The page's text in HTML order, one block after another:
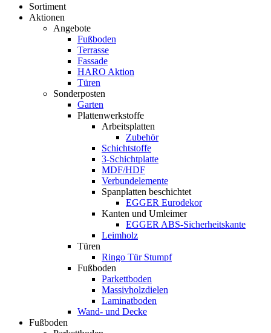
Sortiment
Aktionen
Angebote
Fußboden
Terrasse
Fassade
HARO Aktion
Türen
Sonderposten
Garten
Plattenwerkstoffe
Arbeitsplatten
Zubehör
Schichtstoffe
3-Schichtplatte
MDF/HDF
Verbundelemente
Spanplatten beschichtet
EGGER Eurodekor
Kanten und Umleimer
EGGER ABS-Sicherheitskante
Leimholz
Türen
Ringo Tür Stumpf
Fußboden
Parkettboden
Massivholzdielen
Laminatboden
Wand- und Decke
Fußboden